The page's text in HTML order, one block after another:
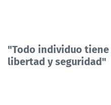
"Todo individuo
libertad y seguridad"